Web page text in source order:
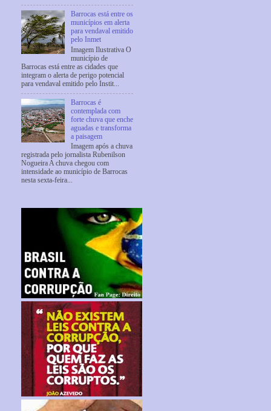
Barrocas está entre os
municípios em alerta
para vendaval emitido
pelo Inmet
Imagem Ilustrativa O
município de
Barrocas está entre as cidades que
integram o alerta de perigo potencial
para vendaval emitido pelo Instit...
Barrocas é
contemplada com
forte chuva que enche
aguadas e transforma
a paisagem
Imagem após a chuva
registrada pelo jornalista Rubenilson
Nogueira A chuva chegou com
intensidade ao município de Barrocas
nesta sexta-feira...